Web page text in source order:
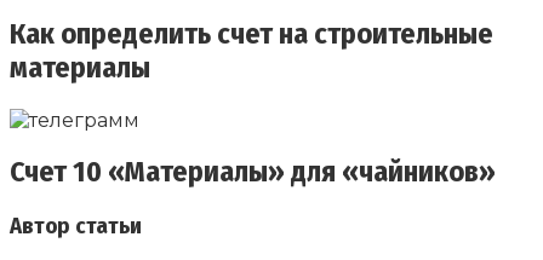
Как определить счет на строительные
материалы
Счет 10 «Материалы» для «чайников»
Автор статьи